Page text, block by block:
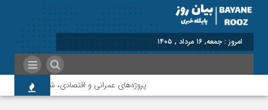
برابر با : Friday - 7 August
پروژه‌های عمرانی و اقتصادی، شتاب‌دهنده